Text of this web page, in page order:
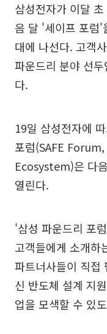
삼성전자가 이달
음 달 '세이프 포럼'
대에 나선다. 고객
파운드리 분야 선
다.
19일 삼성전자에
포럼(SAFE
Ecosystem)은 다
열린다.
'삼성 파운드리 포
고객들에게 소개하
파트너사들이 직접
신 반도체 설계 지
업을 모색할 수 있